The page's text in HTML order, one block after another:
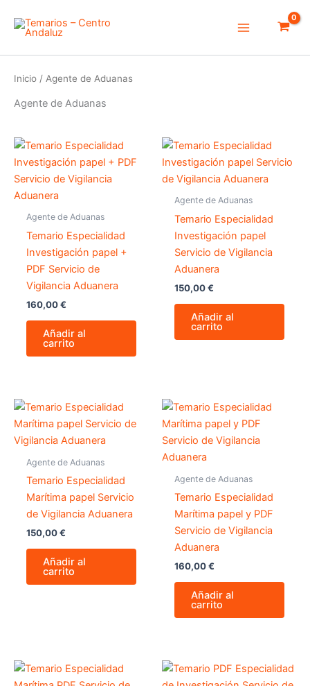
contenido
Menu
Inicio / Agente de Aduanas
Agente de Aduanas
Agente de Aduanas
Temario Especialidad
Investigación papel +
PDF Servicio de
Vigilancia Aduanera
160,00€
Añadir al
carrito
Agente de Aduanas
Temario Especialidad
Investigación papel
Servicio de Vigilancia
Aduanera
150,00€
Añadir al
carrito
Agente de Aduanas
Temario Especialidad
Marítima papel Servicio
de Vigilancia Aduanera
150,00€
Añadir al
carrito
Agente de Aduanas
Temario Especialidad
Marítima papel y PDF
Servicio de Vigilancia
Aduanera
160,00€
Añadir al
carrito